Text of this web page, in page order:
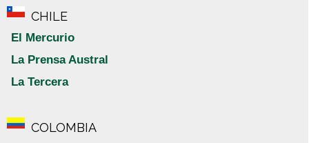
CHILE
El Mercurio
La Prensa Austral
La Tercera
COLOMBIA